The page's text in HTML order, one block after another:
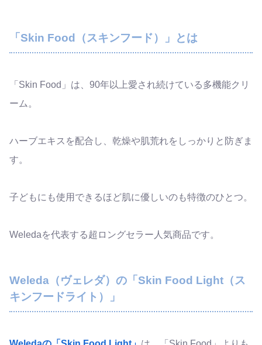
「Skin Food（スキンフード）」とは
「Skin Food」は、90年以上愛され続けている多機能クリ
ーム。
ハーブエキスを配合し、乾燥や肌荒れをしっかりと防ぎま
す。
子どもにも使用できるほど肌に優しいのも特徴のひとつ。
Weledaを代表する超ロングセラー人気商品です。
Weleda（ヴェレダ）の「Skin Food Light（ス
キンフードライト）」